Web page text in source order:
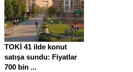
TOKİ 41 ilde konut
satışa sundu: Fiyatlar
700 bin ...